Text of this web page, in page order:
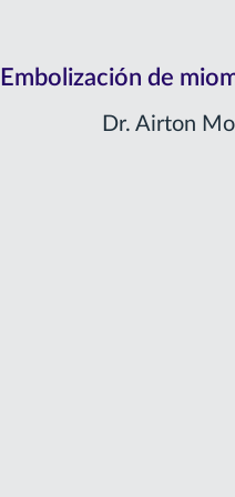
Embolización de
Dr. Airton